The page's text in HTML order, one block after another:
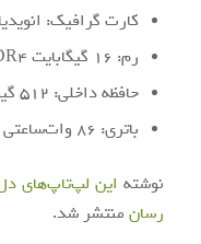
کارت گرافیک: انویدیا RTX 3060
رم: 16 گیگابایت DDR4
حافظه داخلی: 512 گیگابایت SSD
باتری: 86 وات‌ساعتی
نوشته این لپ‌تاپ‌های
رسانمنتشر شد.